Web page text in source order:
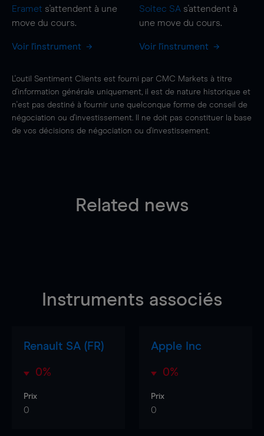
Eramet s'attendent à une
move du cours.
Voir l'instrument
Soitec SA s'attendent à
une move du cours.
Voir l'instrument
L'outil Sentiment Clients est fourni par CMC Markets à titre
d'information générale uniquement, il est de nature historique et
n'est pas destiné à fournir une quelconque forme de conseil de
négociation ou d'investissement. Il ne doit pas constituer la base
de vos décisions de négociation ou d'investissement.
Related news
Instruments associés
Renault SA (FR)
0%
Prix
0
Apple Inc
0%
Prix
0